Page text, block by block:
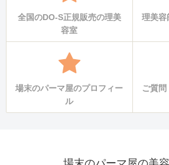
全国のDO-S正規販売の理美
容室
理美容
場末のパーマ屋のプロフィー
ル
ご質